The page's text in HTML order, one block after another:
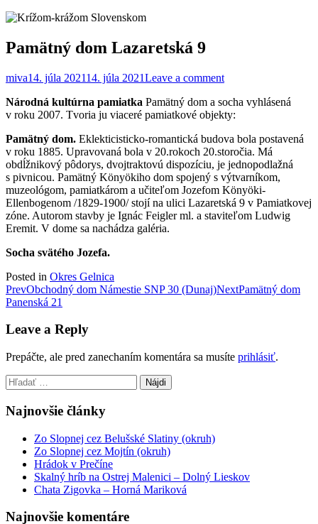
Pamätný dom Lazaretská 9
miva14. júla 202114. júla 2021Leave a comment
Národná kultúrna pamiatka Pamätný dom a socha vyhlásená
v roku 2007. Tvoria ju viaceré pamiatkové objekty:
Pamätný dom. Eklekticisticko-romantická budova bola postavená
v roku 1885. Upravovaná bola v 20.rokoch 20.storočia. Má
obdĺžnikový pôdorys, dvojtraktovú dispozíciu, je jednopodlažná
s pivnicou. Pamätný Könyökiho dom spojený s výtvarníkom,
muzeológom, pamiatkárom a učiteľom Jozefom Könyöki-
Ellenbogenom /1829-1900/ stojí na ulici Lazaretská 9 v Pamiatkovej
zóne. Autorom stavby je Ignác Feigler ml. a staviteľom Ludwig
Eremit. V dome sa nachádza galéria.
Socha svätého Jozefa.
Posted in Okres Gelnica
Post
navigation
PrevObchodný dom Námestie SNP 30 (Dunaj)NextPamätný dom
Panenská 21
Leave a Reply
Prepáčte, ale pred zanechaním komentára sa musíte prihlásiť.
Hľadať:
Najnovšie články
Zo Slopnej cez Belušské Slatiny (okruh)
Zo Slopnej cez Mojtín (okruh)
Hrádok v Prečíne
Skalný hríb na Ostrej Malenici – Dolný Lieskov
Chata Zigovka – Horná Mariková
Najnovšie komentáre